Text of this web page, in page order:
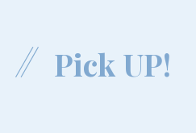
Pick UP!